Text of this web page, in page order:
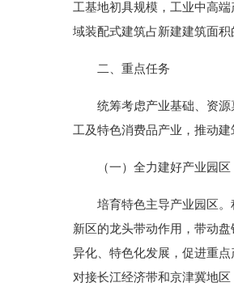
工基地初具规模，工业中高
域装配式建筑占新建建筑面积
二、重点任务
统筹考虑产业基础、资源禀
工及特色消费品产业，推动
（一）全力建好产业园区
培育特色主导产业园区。积
新区的龙头带动作用，带动
异化、特色化发展，促进重
对接长江经济带和京津冀地